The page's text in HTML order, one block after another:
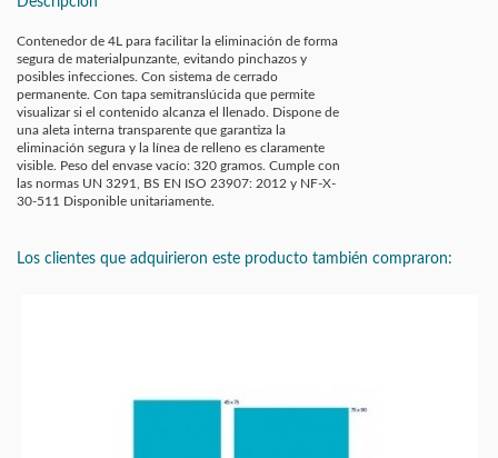
Contenedor de 4L para facilitar la eliminación de forma
segura de materialpunzante, evitando pinchazos y
posibles infecciones. Con sistema de cerrado
permanente. Con tapa semitranslúcida que permite
visualizar si el contenido alcanza el llenado. Dispone de
una aleta interna transparente que garantiza la
eliminación segura y la línea de relleno es claramente
visible. Peso del envase vacío: 320 gramos. Cumple con
las normas UN 3291, BS EN ISO 23907: 2012 y NF-X-
30-511 Disponible unitariamente.
Los clientes que adquirieron este producto también compraron: